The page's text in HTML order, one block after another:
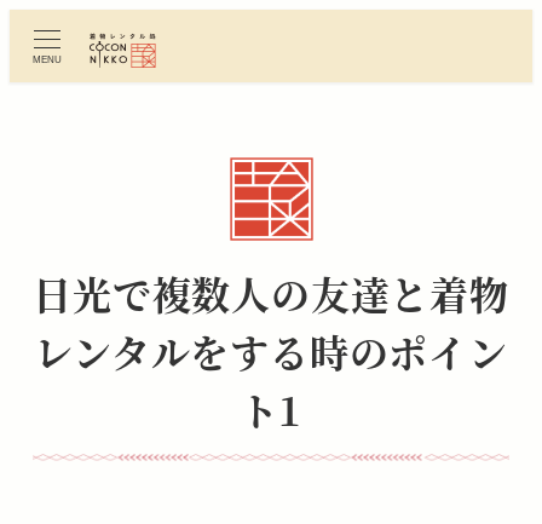
ン
MENU
日光で複数人の友達と着物
レンタルをする時のポイン
ト1